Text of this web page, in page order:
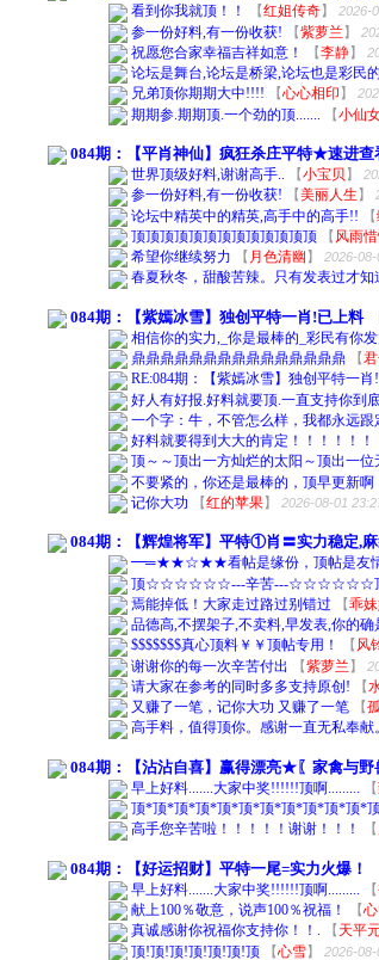
看到你我就顶！！ 【红姐传奇】 2026-
参一份好料,有一份收获! 【紫萝兰 】
祝愿您合家幸福吉祥如意！ 【李静】
论坛是舞台,论坛是桥梁,论坛也是彩民
兄弟顶你期期大中!!!! 【心心相印 】
期期参.期期顶.一个劲的顶....... 【小仙
084期：【平肖神仙】疯狂杀庄平特★速进查
世界顶级好料,谢谢高手.. 【小宝贝 】
参一份好料,有一份收获! 【美丽人生 】
论坛中精英中的精英,高手中的高手!! 【
顶顶顶顶顶顶顶顶顶顶顶顶顶 【 风雨
希望你继续努力 【 月色清幽 】 2026-
春夏秋冬，甜酸苦辣。只有发表过才知
084期：【紫嫣冰雪】独创平特一肖!已上料
相信你的实力,_你是最棒的_彩民有你
鼎鼎鼎鼎鼎鼎鼎鼎鼎鼎鼎鼎鼎鼎鼎 【
RE:084期：【紫嫣冰雪】独创平特一
好人有好报.好料就要顶.一直支持你到底
一个字：牛，不管怎么样，我都永远跟
好料就要得到大大的肯定！！！！！！
顶～～顶出一方灿烂的太阳～顶出一
不要紧的，你还是最棒的，顶早更新啊
记你大功 【红的苹果】 2026-08-01
084期：【辉煌将军】平特①肖〓实力稳定,麻
━═★★☆★★看帖是缘份，顶帖是友
顶☆☆☆☆☆☆---辛苦---☆☆☆☆☆☆
焉能掉低！大家走过路过别错过 【乖
品德高,不摆架子,不卖料,早发表,你的
$$$$$$$真心顶料￥￥顶帖专用！ 【 风
谢谢你的每一次辛苦付出 【紫萝兰 】
请大家在参考的同时多多支持原创! 【
又赚了一笔，记你大功 又赚了一笔 【
高手料，值得顶你。感谢一直无私奉献
084期：【沾沾自喜】赢得漂亮★〖家禽与
早上好料.......大家中奖!!!!!!顶啊......... 【
顶*顶*顶*顶*顶*顶*顶*顶*顶*顶*顶*
高手您辛苦啦！！！！！谢谢！！！ 【
084期：【好运招财】平特一尾=实力火爆！
早上好料.......大家中奖!!!!!!顶啊......... 【
献上100％敬意，说声100％祝福！ 【
真诚感谢你祝福你支持你！！. 【 天平
顶!顶!顶!顶!顶!顶!顶 【心雪】 2026-